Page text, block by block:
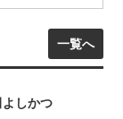
一覧へ
よしかつ